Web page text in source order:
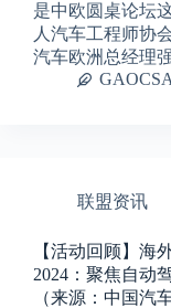
是中欧圆桌论坛
人汽车工程师协
汽车欧洲总经理
联盟资讯
【活动回顾】海
2024：聚焦自动
（来源：中国汽